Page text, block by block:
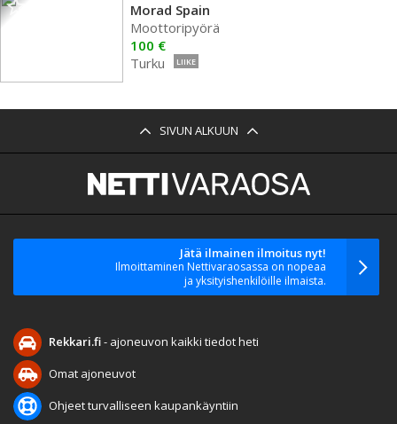
Morad Spain
Moottoripyörä
100 €
Turku
LIIKE
SIVUN ALKUUN
Jätä ilmainen ilmoitus nyt!
Ilmoittaminen Nettivaraosassa on nopeaa
ja yksityishenkilöille ilmaista.
Rekkari.fi- ajoneuvon kaikki tiedot heti
Omat ajoneuvot
Ohjeet turvalliseen kaupankäyntiin